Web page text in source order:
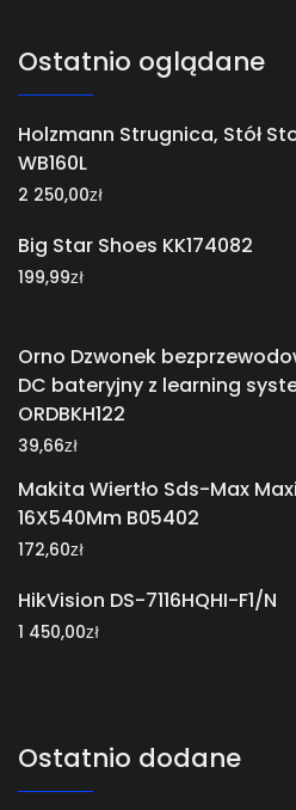
Ostatnio oglądane
Holzmann Strugnica, Stół
WB160L
2 250,00zł
Big Star Shoes KK174082
199,99zł
Orno Dzwonek
DC bateryjny z learning
ORDBKH122
39,66zł
Makita Wiertło Sds-Max
16X540Mm B05402
172,60zł
HikVision DS-7116HQHI-F1/N
1 450,00zł
Ostatnio dodane